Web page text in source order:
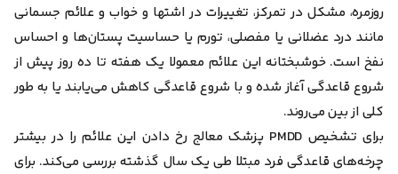
روزمره، مشکل در تمرکز، تغییرات در اشتها و خواب و علائم جسمانی
مانند درد عضلانی یا مفصلی، تورم یا حساسیت پستان‌ها و احساس
نفخ است. خوشبختانه این علائم معمولا یک هفته تا ده روز پیش از
شروع قاعدگی آغاز شده و با شروع قاعدگی کاهش می‌یابند یا به طور
کلی از بین می‌روند.
برای تشخیص PMDD پزشک معالج رخ دادن این علائم را در بیشتر
چرخه‌های قاعدگی فرد مبتلا طی یک سال گذشته بررسی می‌کند. برای